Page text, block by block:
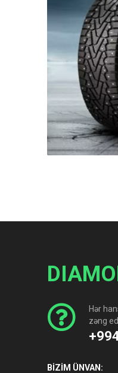
Hər
zəng
BİZİM ÜNVAN: